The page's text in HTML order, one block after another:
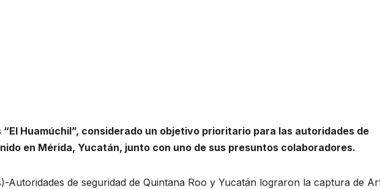
“El Huamúchil”, considerado un objetivo prioritario para las autoridades de
en Mérida, Yucatán, junto con uno de sus presuntos colaboradores.
Autoridades de seguridad de Quintana Roo y Yucatán lograron la captura de